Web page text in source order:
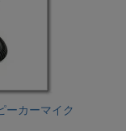
ーカーマイク